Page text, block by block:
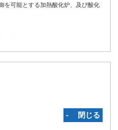
を可能とする加熱酸化炉、及び酸化
‐ 閉じる